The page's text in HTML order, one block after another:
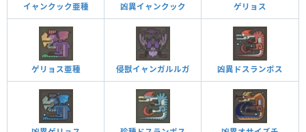
イャンクック亜種 凶異イャンクック ゲリョス
ゲリョス亜種 侵獣イャンガルルガ 凶異ドスランポス